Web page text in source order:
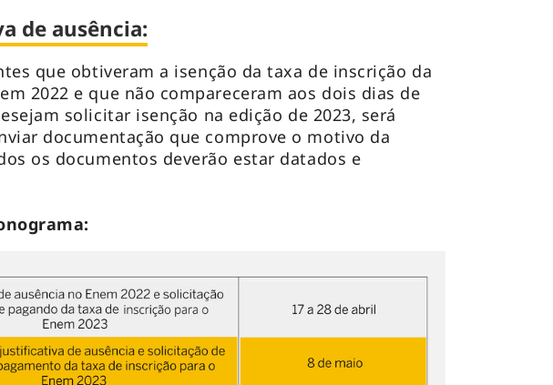
de ausência:
que obtiveram a isenção da taxa de inscrição da
2022 e que não compareceram aos dois dias de
solicitar isenção na edição de 2023, será
documentação que comprove o motivo da
os documentos deverão estar datados e